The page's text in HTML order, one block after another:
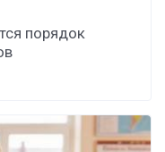
порядок